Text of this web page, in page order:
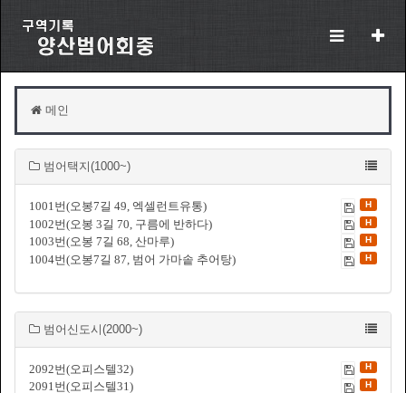
어
메인
범어택지(1000~)
H
1001번(오봉7길 49, 엑셀런트유통)
H
1002번(오봉 3길 70, 구름에 반하다)
H
1003번(오봉 7길 68, 산마루)
H
1004번(오봉7길 87, 범어 가마솥 추어탕)
범어신도시(2000~)
H
2092번(오피스텔32)
H
2091번(오피스텔31)